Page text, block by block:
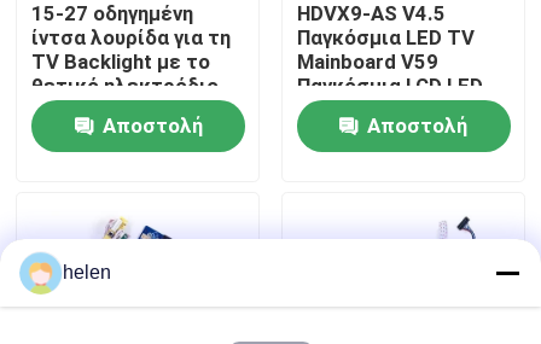
Επικοινωνήστε μαζί μας
Ειδήσεις
Ιστολόγιο
15-27 οδηγημένη
ίντσα λουρίδα για τη
TV Backlight με το
θετικό ηλεκτρόδιο
12v
Αποστολή
HDVX9-AS V4.5
Παγκόσμια LED TV
Mainboard V59
Παγκόσμια LCD LED
TV Controller Board
Αποστολή
helen